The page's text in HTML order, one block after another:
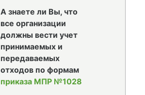
А знаете ли Вы, что
все организации
должны вести учет
принимаемых и
передаваемых
отходов по формам
приказа МПР №1028